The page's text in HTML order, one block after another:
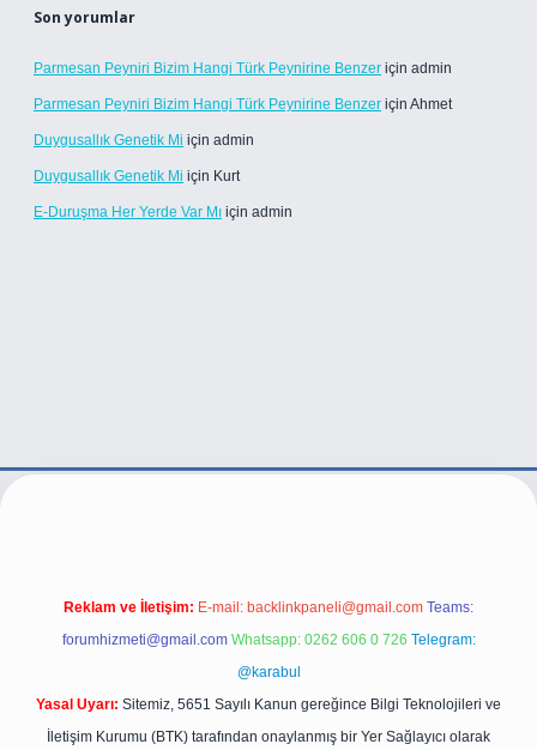
Son yorumlar
Parmesan Peyniri Bizim Hangi Türk Peynirine Benzer için admin
Parmesan Peyniri Bizim Hangi Türk Peynirine Benzer için Ahmet
Duygusallık Genetik Mi için admin
Duygusallık Genetik Mi için Kurt
E-Duruşma Her Yerde Var Mı için admin
betexper.live/
Reklam ve İletişim: E-mail: backlinkpaneli@gmail.com Teams:
forumhizmeti@gmail.com Whatsapp: 0262 606 0 726 Telegram:
@karabul
Yasal Uyarı: Sitemiz, 5651 Sayılı Kanun gereğince Bilgi Teknolojileri ve
İletişim Kurumu (BTK) tarafından onaylanmış bir Yer Sağlayıcı olarak